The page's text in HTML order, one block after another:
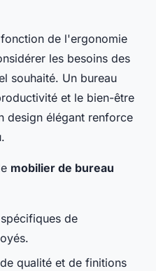
de l'ergonomie
les besoins des
souhaité. Un bureau
et le bien-être
design élégant renforce
mobilier de bureau
de
qualité et de finitions